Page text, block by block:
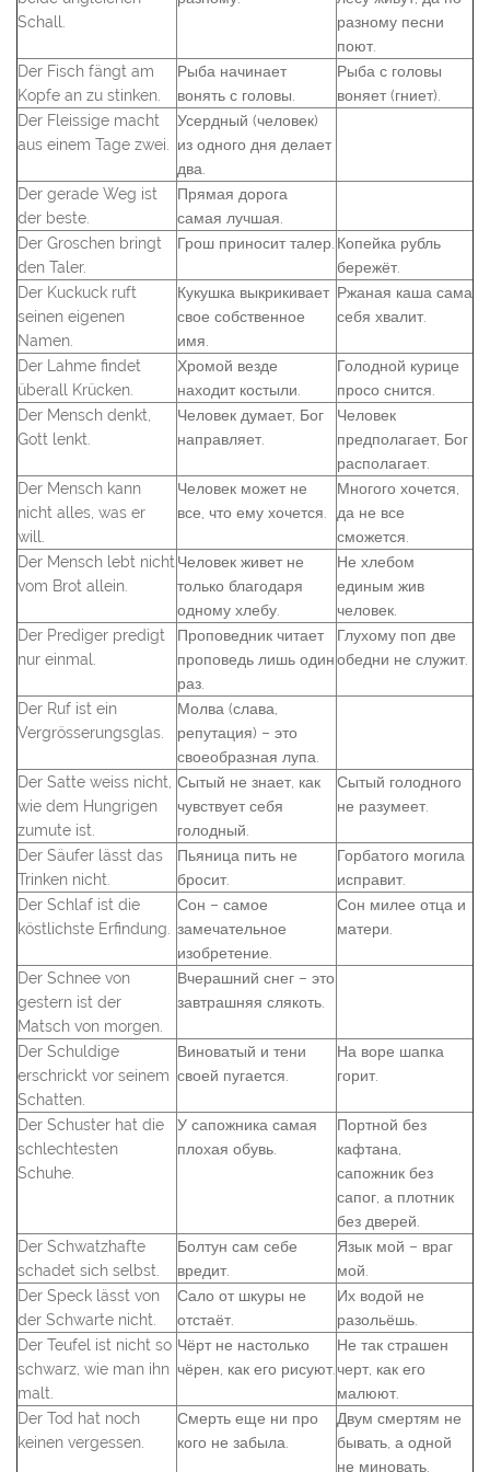
Schall.
разному песни
поют.
Der Fisch fängt am
Kopfe an zu stinken.
Рыба начинает
вонять с головы.
Рыба с головы
воняет (гниет).
Der Fleissige macht
aus einem Tage zwei.
Усердный (человек)
из одного дня делает
два.
Der gerade Weg ist
der beste.
Прямая дорога
самая лучшая.
Der Groschen bringt
den Taler.
Грош приносит талер. Копейка рубль
бережёт.
Der Kuckuck ruft
seinen eigenen
Namen.
Кукушка выкрикивает
свое собственное
имя.
Ржаная каша сама
себя хвалит.
Der Lahme findet
überall Krücken.
Хромой везде
находит костыли.
Голодной курице
просо снится.
Der Mensch denkt,
Gott lenkt.
Человек думает, Бог
направляет.
Человек
предполагает, Бог
располагает.
Der Mensch kann
nicht alles, was er
will.
Человек может не
все, что ему хочется.
Многого хочется,
да не все
сможется.
Der Mensch lebt nicht
vom Brot allein.
Человек живет не
только благодаря
одному хлебу.
Не хлебом
единым жив
человек.
Der Prediger predigt
nur einmal.
Проповедник читает
проповедь лишь один
раз.
Глухому поп две
обедни не служит.
Der Ruf ist ein
Vergrösserungsglas.
Молва (слава,
репутация) – это
своеобразная лупа.
Der Satte weiss nicht,
wie dem Hungrigen
zumute ist.
Сытый не знает, как
чувствует себя
голодный.
Сытый голодного
не разумеет.
Der Säufer lässt das
Trinken nicht.
Пьяница пить не
бросит.
Горбатого могила
исправит.
Der Schlaf ist die
köstlichste Erfindung.
Сон – самое
замечательное
изобретение.
Сон милее отца и
матери.
Der Schnee von
gestern ist der
Matsch von morgen.
Вчерашний снег – это
завтрашняя слякоть.
Der Schuldige
erschrickt vor seinem
Schatten.
Виноватый и тени
своей пугается.
На воре шапка
горит.
Der Schuster hat die
schlechtesten
Schuhe.
У сапожника самая
плохая обувь.
Портной без
кафтана,
сапожник без
сапог, а плотник
без дверей.
Der Schwatzhafte
schadet sich selbst.
Болтун сам себе
вредит.
Язык мой – враг
мой.
Der Speck lässt von
der Schwarte nicht.
Сало от шкуры не
отстаёт.
Их водой не
разольёшь.
Der Teufel ist nicht so
schwarz, wie man ihn
malt.
Чёрт не настолько
чёрен, как его рисуют.
Не так страшен
черт, как его
малюют.
Der Tod hat noch
keinen vergessen.
Смерть еще ни про
кого не забыла.
Двум смертям не
бывать, а одной
не миновать.